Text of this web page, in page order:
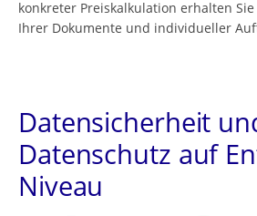
konkreter Preiskalkulation erhalten
Ihrer Dokumente und individueller
Datensicherheit
Datenschutz auf
Niveau